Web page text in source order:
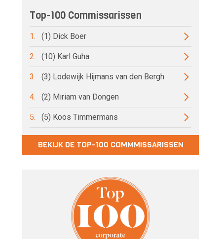
Top-100 Commissarissen
1. (1) Dick Boer
2. (10) Karl Guha
3. (3) Lodewijk Hijmans van den Bergh
4. (2) Miriam van Dongen
5. (5) Koos Timmermans
BEKIJK DE TOP-100 COMMMISSARISSEN